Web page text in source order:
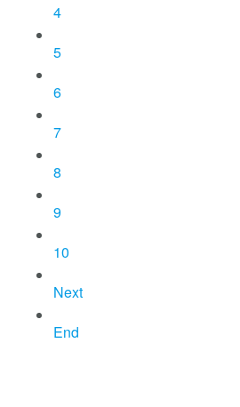
4
5
6
7
8
9
10
Next
End